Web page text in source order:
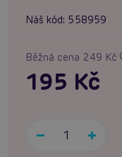
Náš kód: 558959
Běžná cena 249 Kč
195 Kč